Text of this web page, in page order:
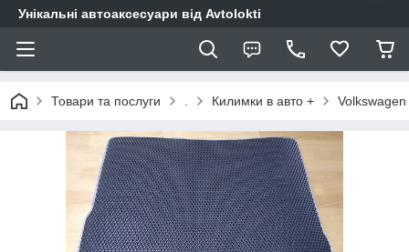
Унікальні автоаксесуари від Avtolokti
Товари та послуги Килимки в авто + Volkswagen